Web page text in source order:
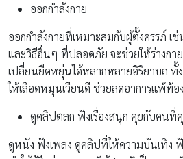
ออกกำลังกาย
ออกกำลังกายที่เหมาะสมกับผู้ตั้งครรภ์ เช่
และวิธีอื่นๆ ที่ปลอดภัย จะช่วยให้ร่างก
เปลี่ยนยืดหยุ่นได้หลากหลายอิริยาบถ ทั้
ให้เลือดหมุนเวียนดี ช่วยลดอาการแพ้ท้อ
ดูคลิปตลก ฟังเรื่องสนุก คุยกับคนที่
ดูหนัง ฟังเพลง ดูคลิปที่ให้ความบันเทิง